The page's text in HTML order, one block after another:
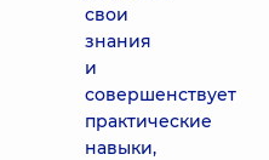
свои
знания
и
совершенствует
практические
навыки,